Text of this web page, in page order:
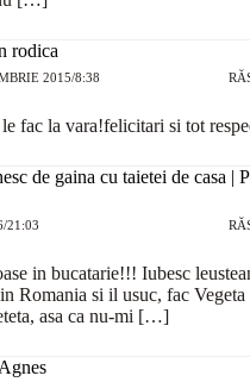
rodica
2015/8:38
fac la vara!felicitari si tot
de gaina cu taietei de casa |
21:03
in bucatarie!!! Iubesc
Romania si il usuc, fac Vegeta
asa ca nu-mi […]